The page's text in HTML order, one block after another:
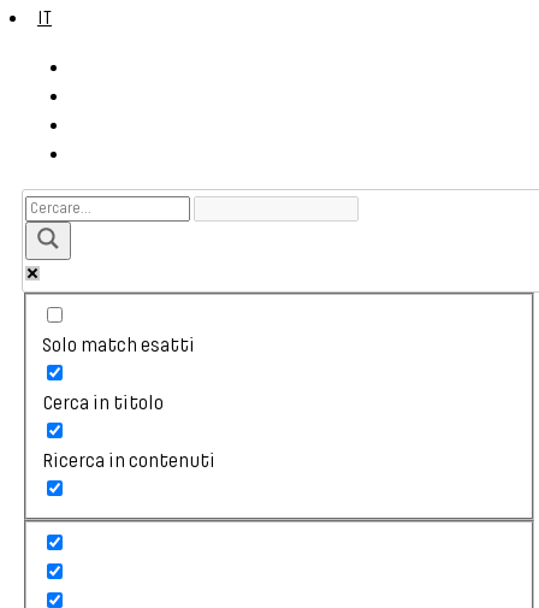
IT
Solo match esatti
Cerca in titolo
Ricerca in contenuti